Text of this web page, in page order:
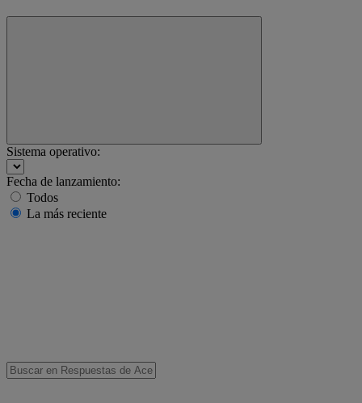
Sistema operativo:
Fecha de lanzamiento:
Todos
La más reciente